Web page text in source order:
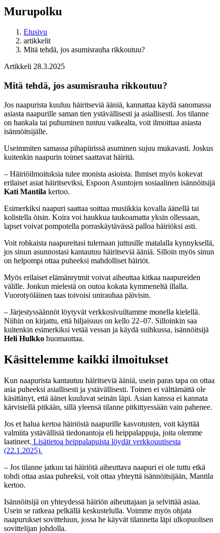
Murupolku
Etusivu
artikkelit
Mitä tehdä, jos asumisrauha rikkoutuu?
Artikkeli 28.3.2025
Mitä tehdä, jos asumisrauha rikkoutuu?
Jos naapurista kuuluu häiritseviä ääniä, kannattaa käydä sanomassa
asiasta naapurille saman tien ystävällisesti ja asiallisesti. Jos tilanne
on hankala tai puhuminen tuntuu vaikealta, voit ilmoittaa asiasta
isännöitsijälle.
Useimmiten samassa pihapiirissä asuminen sujuu mukavasti. Joskus
kuitenkin naapurin toimet saattavat häiritä.
– Häiriöilmoituksia tulee monista asioista. Ihmiset myös kokevat
erilaiset asiat häiritseviksi, Espoon Asuntojen sosiaalinen isännöitsijä
Kati Mantila kertoo.
Esimerkiksi naapuri saattaa soittaa musiikkia kovalla äänellä tai
kolistella öisin. Koira voi haukkua taukoamatta yksin ollessaan,
lapset voivat pompotella porraskäytävässä palloa häiriöksi asti.
Voit rohkaista naapureitasi tulemaan juttusille matalalla kynnyksellä,
jos sinun asunnostasi kantautuu häiritseviä ääniä. Silloin myös sinun
on helpompi ottaa puheeksi mahdolliset häiriöt.
Myös erilaiset elämänrytmit voivat aiheuttaa kitkaa naapureiden
välille. Jonkun mielestä on outoa kokata kymmeneltä illalla.
Vuorotyöläinen taas toivoisi unirauhaa päivisin.
– Järjestyssäännöt löytyvät verkkosivuiltamme monella kielellä.
Niihin on kirjattu, että hiljaisuus on kello 22–07. Silloinkin saa
kuitenkin esimerkiksi vetää vessan ja käydä suihkussa, isännöitsijä
Heli Hulkko huomauttaa.
Käsittelemme kaikki ilmoitukset
Kun naapurista kantautuu häiritseviä ääniä, usein paras tapa on ottaa
asia puheeksi asiallisesti ja ystävällisesti. Toinen ei välttämättä ole
käsittänyt, että äänet kuuluvat seinän läpi. Asian kanssa ei kannata
kärvistellä pitkään, sillä yleensä tilanne pitkittyessään vain pahenee.
Jos et halua kertoa häiriöstä naapurille kasvotusten, voit käyttää
valmiita ystävällisiä tiedonantoja eli heippalappuja, joita olemme
laatineet. Lisätietoa heippalapuista löydät verkkouutisesta
(22.1.2025).
– Jos tilanne jatkuu tai häiriötä aiheuttava naapuri ei ole tuttu etkä
tohdi ottaa asiaa puheeksi, voit ottaa yhteyttä isännöitsijään, Mantila
kertoo.
Isännöitsijä on yhteydessä häiriön aiheuttajaan ja selvittää asiaa.
Usein se ratkeaa pelkällä keskustelulla. Voimme myös ohjata
naapurukset sovitteluun, jossa he käyvät tilannetta läpi ulkopuolisen
sovittelijan johdolla.